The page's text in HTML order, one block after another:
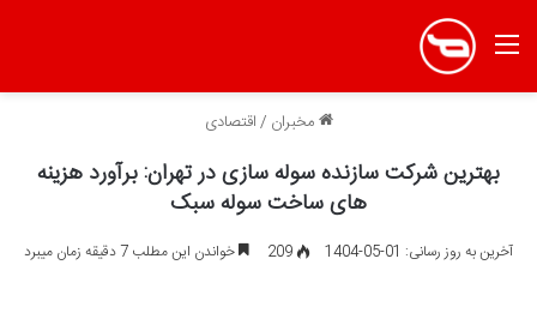
منو
مخبران /اقتصادی
بهترین شرکت سازنده سوله سازی در تهران: برآورد هزینه
های ساخت سوله سبک
آخرین به روز رسانی: 01-05-1404 209 خواندن این مطلب 7 دقیقه زمان میبرد